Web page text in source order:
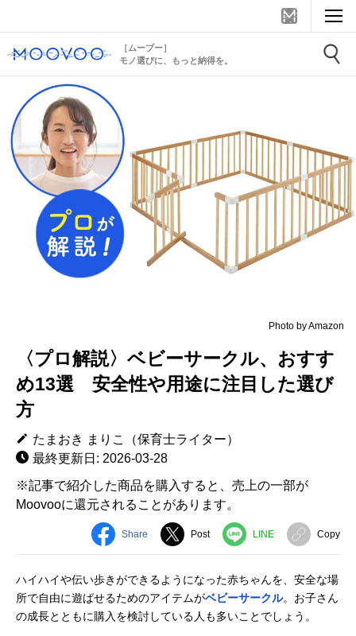
［ムーブー］
モノ選びに、もっと納得を。
Photo by Amazon
〈プロ解説〉ベビーサークル、おすす
め13選 安全性や用途に注目した選び
方
たまおき まりこ（保育士ライター）
最終更新日: 2026-03-28
※記事で紹介した商品を購入すると、売上の一部が
Moovooに還元されることがあります。
Share Post LINE Copy
ハイハイや伝い歩きができるようになった赤ちゃんを、安全な場
所で自由に遊ばせるためのアイテムがベビーサークル。お子さん
の成長とともに購入を検討している人も多いことでしょう。